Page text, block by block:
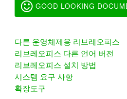
GOOD LOOKING
다른 운영체제용 리브레오피스
리브레오피스 다른 언어 버전
리브레오피스 설치 방법
시스템 요구 사항
확장도구